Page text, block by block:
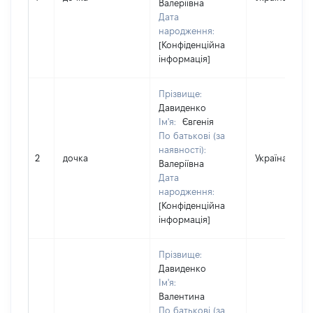
Валеріївна
Дата
народження:
[Конфіденційна
інформація]
2 дочка
Прізвище:
Давиденко
Ім'я:
Євгенія
По батькові (за
наявності):
Валеріївна
Дата
народження:
[Конфіденційна
інформація]
Україна
Прізвище:
Давиденко
Ім'я:
Валентина
По батькові (за